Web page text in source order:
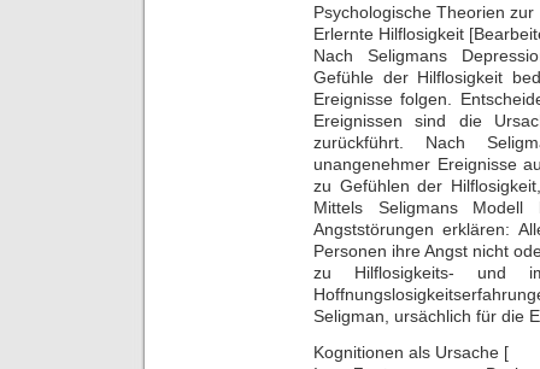
Psychologische Theorien
Erlernte Hilflosigkeit
Nach Seligmans
Gefühle der Hilflosigkeit
Ereignisse folgen.
Ereignissen sind die
zurückführt. Nach
unangenehmer Ereignisse
zu Gefühlen der
Mittels Seligmans
Angststörungen erklären:
Personen ihre Angst nicht
zu Hilflosigkeits- und
Seligman, ursächlich für die
Kognitionen als Ursache [